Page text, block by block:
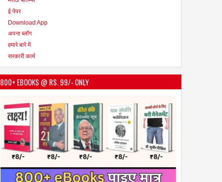
ई पेपर
Download App
अपना ब्लॉग
हमारे बारे में
सरकारी कार्य
800+ EBOOKS @ RS. 99/- ONLY